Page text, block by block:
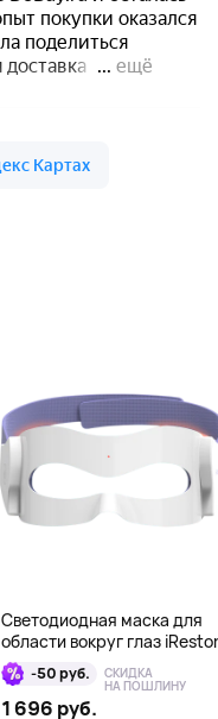
Светодиодная маска для
области вокруг глаз
Illumina LED Eye Mask
-50 руб. СКИДКА
НА ПОШЛИНУ
1 696 руб.